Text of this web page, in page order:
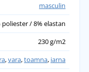
masculin
poliester / 8% elastan
230 g/m2
,vara,toamna, iarna